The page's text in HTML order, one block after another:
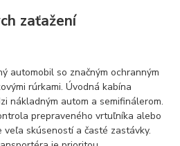
zaťažení
automobil so značným ochranným
rúrkami. Úvodná kabína
nákladným autom a semifinálerom.
prepraveného vrtuľníka alebo
skúseností a časté zastávky.